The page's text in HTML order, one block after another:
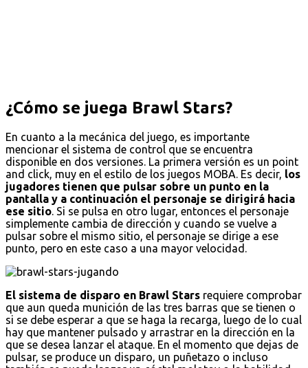
¿Cómo se juega Brawl Stars?
En cuanto a la mecánica del juego, es importante
mencionar el sistema de control que se encuentra
disponible en dos versiones. La primera versión es un point
and click, muy en el estilo de los juegos MOBA. Es decir, los
jugadores tienen que pulsar sobre un punto en la
pantalla y a continuación el personaje se dirigirá hacia
ese sitio. Si se pulsa en otro lugar, entonces el personaje
simplemente cambia de dirección y cuando se vuelve a
pulsar sobre el mismo sitio, el personaje se dirige a ese
punto, pero en este caso a una mayor velocidad.
El sistema de disparo en Brawl Stars requiere comprobar
que aun queda munición de las tres barras que se tienen o
si se debe esperar a que se haga la recarga, luego de lo cual
hay que mantener pulsado y arrastrar en la dirección en la
que se desea lanzar el ataque. En el momento que dejas de
pulsar, se produce un disparo, un puñetazo o incluso